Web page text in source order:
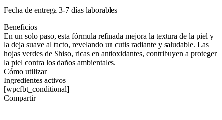
Fecha de entrega 3-7 días laborables
Beneficios
En un solo paso, esta fórmula refinada mejora la textura de la piel y
la deja suave al tacto, revelando un cutis radiante y saludable. Las
hojas verdes de Shiso, ricas en antioxidantes, contribuyen a proteger
la piel contra los daños ambientales.
Cómo utilizar
Ingredientes activos
[wpcfbt_conditional]
Compartir